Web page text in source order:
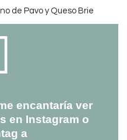
encantaría ver
en Instagram o
a